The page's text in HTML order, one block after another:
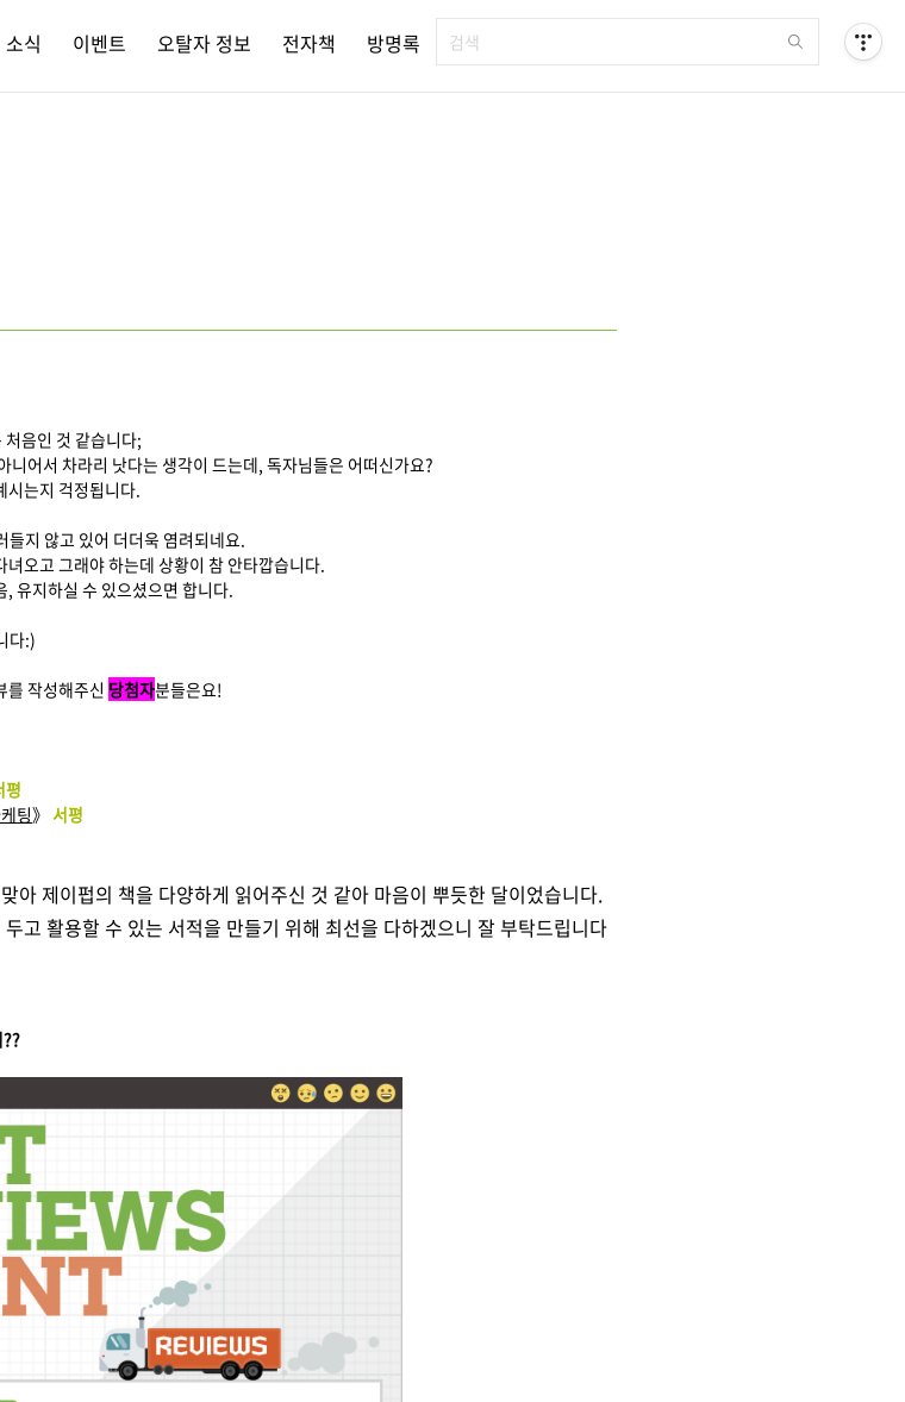
식 이벤트 오탈자 정보 전자책 방명록
음인 것 같습니다;
어서 차라리 낫다는 생각이 드는데, 독자님들은 어떠신가요?
시는지 걱정됩니다.
지 않고 있어 더더욱 염려되네요.
오고 그래야 하는데 상황이 참 안타깝습니다.
유지하실 수 있으셨으면 합니다.
다:)
를 작성해주신 당첨자분들은요!
평
팅》 서평
아 제이펍의 책을 다양하게 읽어주신 것 같아 마음이 뿌듯한 달이었습니다.
고 활용할 수 있는 서적을 만들기 위해 최선을 다하겠으니 잘 부탁드립니다